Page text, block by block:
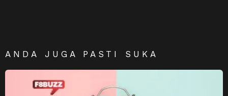
ANDA JUGA PASTI SUKA